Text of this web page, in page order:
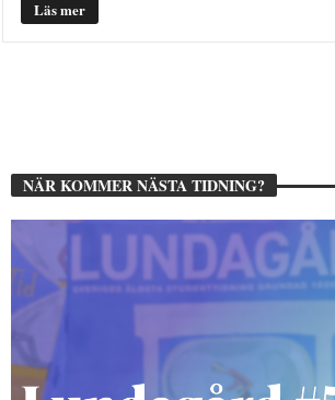
Läs mer
NÄR KOMMER NÄSTA TIDNING?